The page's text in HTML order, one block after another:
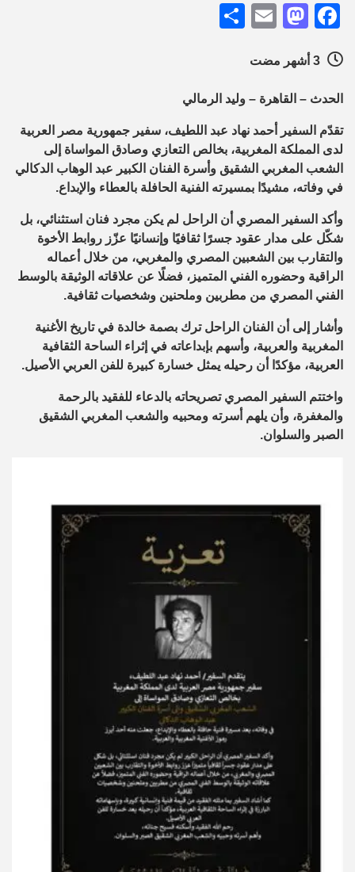
Facebook
Mastodon
Email
الحدث – القاهرة – وليد الرمالي
تقدّم السفير أحمد نهاد عبد اللطيف، سفير جمهورية مصر العربية
لدى المملكة المغربية، بخالص التعازي وصادق المواساة إلى
الشعب المغربي الشقيق وأسرة الفنان الكبير عبد الوهاب الدكالي
في وفاته، مشيدًا بمسيرته الفنية الحافلة بالعطاء والإبداع.
وأكد السفير المصري أن الراحل لم يكن مجرد فنان استثنائي، بل
شكّل على مدار عقود جسرًا ثقافيًا وإنسانيًا عزّز روابط الأخوة
والتقارب بين الشعبين المصري والمغربي، من خلال أعماله
الراقية وحضوره الفني المتميز، فضلًا عن علاقاته الوثيقة بالوسط
الفني المصري من مطربين وملحنين وشخصيات ثقافية.
وأشار إلى أن الفنان الراحل ترك بصمة خالدة في تاريخ الأغنية
المغربية والعربية، وأسهم بإبداعاته في إثراء الساحة الثقافية
العربية، مؤكدًا أن رحيله يمثل خسارة كبيرة للفن العربي الأصيل.
واختتم السفير المصري تصريحاته بالدعاء للفقيد بالرحمة
والمغفرة، وأن يلهم أسرته ومحبيه والشعب المغربي الشقيق
الصبر والسلوان.